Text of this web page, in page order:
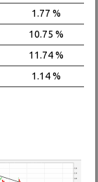
1.77 %
10.75 %
11.74 %
1.14 %